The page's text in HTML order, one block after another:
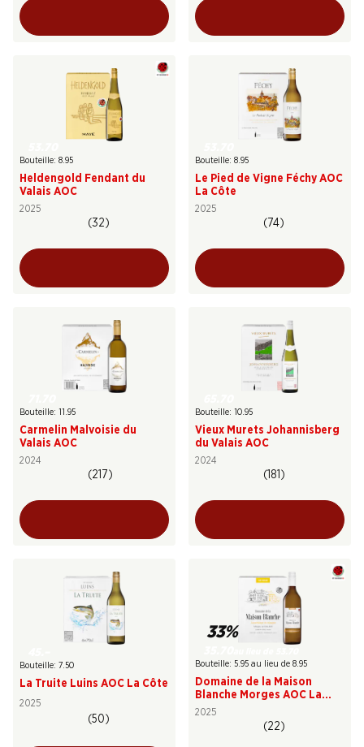
Bouteille: 8.95
Heldengold Fendant du
Valais AOC
2025
(32)
Bouteille: 8.95
Le Pied de Vigne Féchy AOC
La Côte
2025
(74)
Bouteille: 11.95
Carmelin Malvoisie du
Valais AOC
2024
(217)
Bouteille: 10.95
Vieux Murets Johannisberg
du Valais AOC
2024
(181)
Bouteille: 7.50
La Truite Luins AOC La Côte
2025
(50)
33%
Bouteille: 5.95 au lieu de 8.95
Domaine de la Maison
Blanche Morges AOC La
Côte
2025
(22)